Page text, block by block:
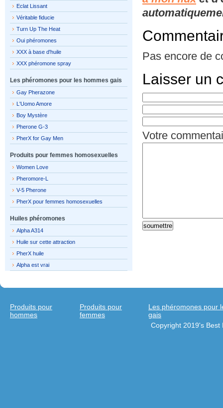
Pas encore de
Laisser un
Votre
Eclat Lissant
Véritable fiducie
Turn Up The Heat
Oui phéromones
XXX à base d'huile
XXX phéromone spray
Les phéromones pour les hommes gais
Gay Pherazone
L'Uomo Amore
Boy Mystère
Pherone G-3
PherX for Gay Men
Produits pour femmes homosexuelles
Women Love
Pheromore-L
V-5 Pherone
PherX pour femmes homosexuelles
Huiles phéromones
Alpha A314
Huile sur cette attraction
PherX huile
Alpha est vrai
Produits pour
hommes
Produits pour
femmes
Les phéromones pour
gais
Copyright 2019's Best